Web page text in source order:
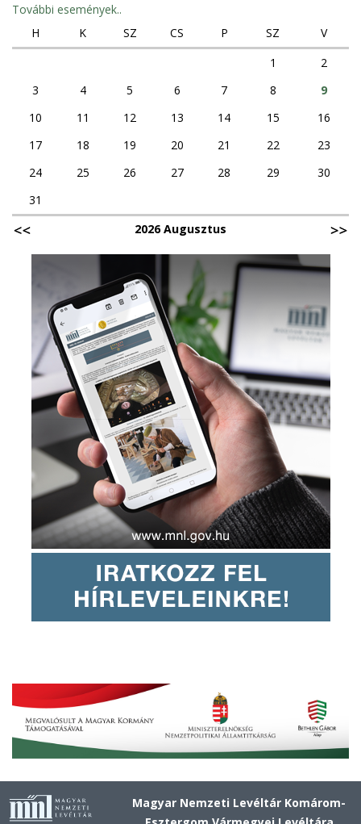
További események..
H
K SZ CS P SZ
V
1
2
3
4 5 6 7 8
9
10
11 12 13 14 15
16
17
18 19 20 21 22
23
24
25 26 27 28 29
30
31
2026 Augusztus
Magyar Nemzeti Levéltár Komárom-